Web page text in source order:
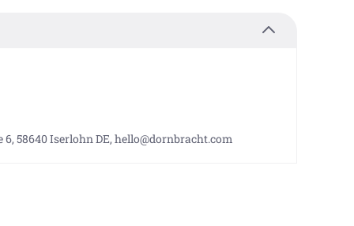
58640 Iserlohn DE, hello@dornbracht.com